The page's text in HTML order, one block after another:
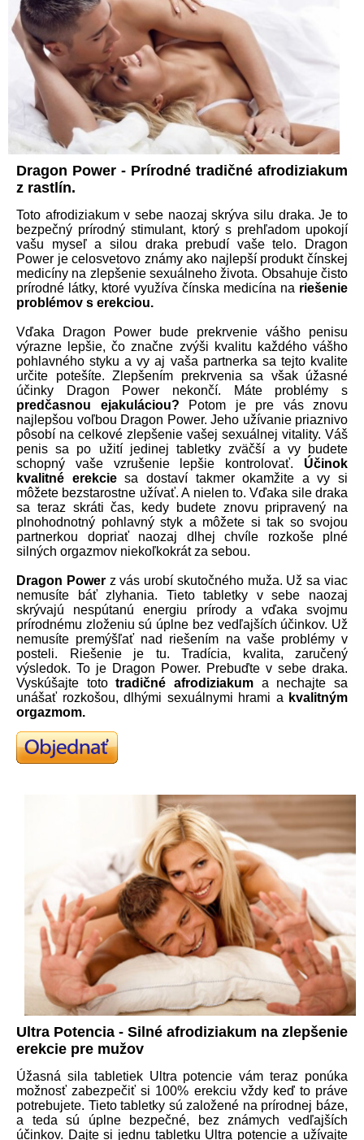
Dragon Power - Prírodné tradičné afrodiziakum
z rastlín.
Toto afrodiziakum v sebe naozaj skrýva silu draka. Je to
bezpečný prírodný stimulant, ktorý s prehľadom upokojí
vašu myseľ a silou draka prebudí vaše telo. Dragon
Power je celosvetovo známy ako najlepší produkt čínskej
medicíny na zlepšenie sexuálneho života. Obsahuje čisto
prírodné látky, ktoré využíva čínska medicína na riešenie
problémov s erekciou.
Vďaka Dragon Power bude prekrvenie vášho penisu
výrazne lepšie, čo značne zvýši kvalitu každého vášho
pohlavného styku a vy aj vaša partnerka sa tejto kvalite
určite potešíte. Zlepšením prekrvenia sa však úžasné
účinky Dragon Power nekončí. Máte problémy s
predčasnou ejakuláciou? Potom je pre vás znovu
najlepšou voľbou Dragon Power. Jeho užívanie priaznivo
pôsobí na celkové zlepšenie vašej sexuálnej vitality. Váš
penis sa po užití jedinej tabletky zväčší a vy budete
schopný vaše vzrušenie lepšie kontrolovať. Účinok
kvalitné erekciesa dostaví takmer okamžite a vy si
môžete bezstarostne užívať. A nielen to. Vďaka sile draka
sa teraz skráti čas, kedy budete znovu pripravený na
plnohodnotný pohlavný styk a môžete si tak so svojou
partnerkou dopriať naozaj dlhej chvíle rozkoše plné
silných orgazmov niekoľkokrát za sebou.
Dragon Powerz vás urobí skutočného muža. Už sa viac
nemusíte báť zlyhania. Tieto tabletky v sebe naozaj
skrývajú nespútanú energiu prírody a vďaka svojmu
prírodnému zloženiu sú úplne bez vedľajších účinkov. Už
nemusíte premýšľať nad riešením na vaše problémy v
posteli. Riešenie je tu. Tradícia, kvalita, zaručený
výsledok. To je Dragon Power. Prebuďte v sebe draka.
Vyskúšajte tototradičné afrodiziakum a nechajte sa
unášať rozkošou, dlhými sexuálnymi hrami a kvalitným
orgazmom.
Ultra Potencia - Silné afrodiziakum na zlepšenie
erekcie pre mužov
Úžasná sila tabletiek Ultra potencie vám teraz ponúka
možnosť zabezpečiť si 100% erekciu vždy keď to práve
potrebujete. Tieto tabletky sú založené na prírodnej báze,
a teda sú úplne bezpečné, bez známych vedľajších
účinkov. Dajte si jednu tabletku Ultra potencie a užívajte